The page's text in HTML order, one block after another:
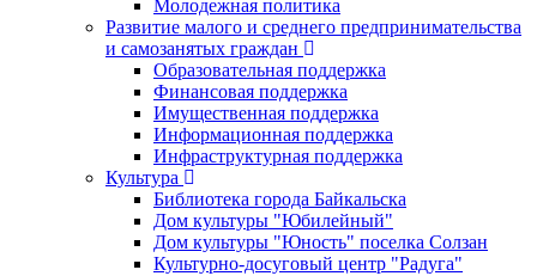
Молодежная политика
Развитие малого и среднего предпринимательства
и самозанятых граждан
Образовательная поддержка
Финансовая поддержка
Имущественная поддержка
Информационная поддержка
Инфраструктурная поддержка
Культура
Библиотека города Байкальска
Дом культуры "Юбилейный"
Дом культуры "Юность" поселка Солзан
Культурно-досуговый центр "Радуга"